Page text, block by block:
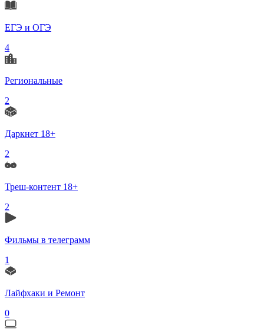
ЕГЭ и ОГЭ
4
Региональные
2
Даркнет 18+
2
Треш-контент 18+
2
Фильмы в телеграмм
1
Лайфхаки и Ремонт
0